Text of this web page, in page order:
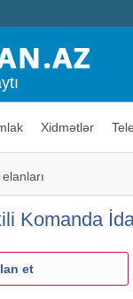
Xidmətlər
elanları
Komanda
et